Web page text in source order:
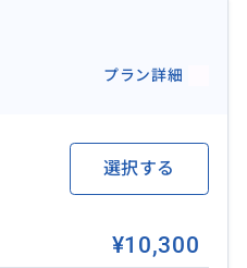
1902年にかけてフランス
・ドゥメールにちなんで
橋は、2度のインドシナ戦
激しい戦いを何度も経験
プラン詳細
選択する
¥10,300